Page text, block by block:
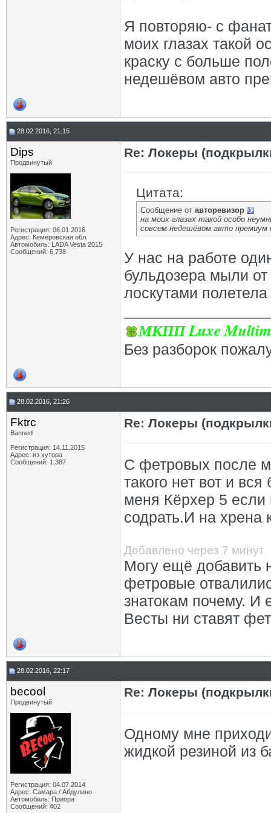
Я повторяю- с
моих глазах такой
краску с больше
недешёвом авто
28.02.2016, 21:15
Dips
Продвинутый
Регистрация: 06.01.2016
Адрес: Кемеровская обл.
Автомобиль: LADA Vesta 2015
Сообщений: 6,738
Re: Локеры
Цитата:
Сообщение от авторевизор
на моих глазах такой особо
совсем недешёвом авто премиум
У нас на работе
бульдозера мыли
лоскутами
МКПП Luxe
Без разборок
28.02.2016, 21:26
Fktrc
Banned
Регистрация: 14.11.2015
Адрес: из хутора
Сообщений: 1,387
Re: Локеры
С фетровых после
такого нет вот и
меня Кёрхер 5 если
содрать.И на
Добавлено через 7 минут
Могу ещё добавить
фетровые
знатокам почему. И
Весты ни ставят
28.02.2016, 22:17
becool
Продвинутый
Регистрация: 04.07.2014
Адрес: Самара / Абдулино
Автомобиль: Приора
Сообщений: 402
Re: Локеры
Одному мне
жидкой резиной из